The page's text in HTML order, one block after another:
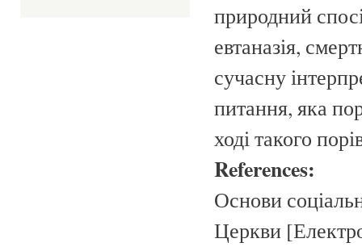
природний
евтаназія,
сучасну
питання, яка
ході такого
References:
Основи
Церкви